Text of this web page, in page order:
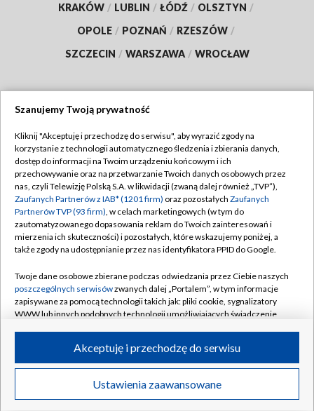
KRAKÓW / LUBLIN / ŁÓDŹ / OLSZTYN /
OPOLE / POZNAŃ / RZESZÓW /
SZCZECIN / WARSZAWA / WROCŁAW
TVP
Abonament TVP
Emisja w TVP
Centrum informacji TVP
Naziemna Telewizja Cyfrowa
Rada Programowa
System NOS
Informacje o nadawcy
Program dla prasy
Ogłoszenie przetargowe
Regulamin TVP
Polityka prywatności
Moje zgody
Pomoc
Kontakt
Kanały
©2026 Telewizja Polska S.A. w likwidacji
Szanujemy Twoją prywatność
Kliknij "Akceptuję i przechodzę do serwisu", aby wyrazić zgody na
korzystanie z technologii automatycznego śledzenia i zbierania danych,
dostęp do informacji na Twoim urządzeniu końcowym i ich
przechowywanie oraz na przetwarzanie Twoich danych osobowych przez
nas, czyli Telewizję Polską S.A. w likwidacji (zwaną dalej również „TVP”),
Zaufanych Partnerów z IAB* (1201 firm) oraz pozostałych Zaufanych
Partnerów TVP (93 firm), w celach marketingowych (w tym do
zautomatyzowanego dopasowania reklam do Twoich zainteresowań i
mierzenia ich skuteczności) i pozostałych, które wskazujemy poniżej, a
także zgody na udostępnianie przez nas identyfikatora PPID do Google.
Twoje dane osobowe zbierane podczas odwiedzania przez Ciebie naszych
poszczególnych serwisówzwanych dalej „Portalem”, w tym informacje
zapisywane za pomocą technologii takich jak: pliki cookie, sygnalizatory
WWW lub innych podobnych technologii umożliwiających świadczenie
ruchu w Internecie.
Twoje dane osobowe zbierane podczas odwiedzania przez Ciebie
poszczególnych serwisówna Portalu, takie jak adresy IP, identyfikatory
Ustawienia zaawansowane
Akceptuję i przechodzę do serwisu